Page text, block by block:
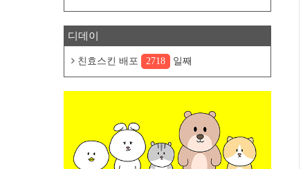
디데이
친효스킨 배포 2718 일째